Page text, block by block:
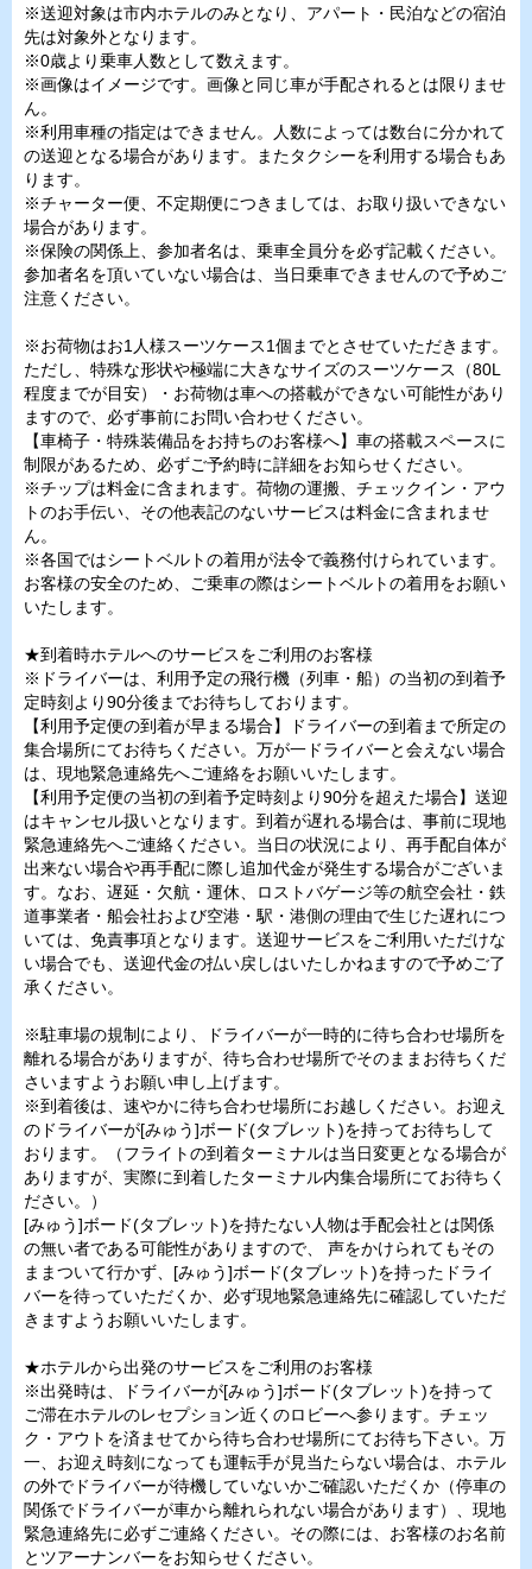
※送迎対象は市内ホテルのみとなり、アパート・民泊などの宿泊
先は対象外となります。
※0歳より乗車人数として数えます。
※画像はイメージです。画像と同じ車が手配されるとは限りませ
ん。
※利用車種の指定はできません。人数によっては数台に分かれて
の送迎となる場合があります。またタクシーを利用する場合もあ
ります。
※チャーター便、不定期便につきましては、お取り扱いできない
場合があります。
※保険の関係上、参加者名は、乗車全員分を必ず記載ください。
参加者名を頂いていない場合は、当日乗車できませんので予めご
注意ください。
※お荷物はお1人様スーツケース1個までとさせていただきます。
ただし、特殊な形状や極端に大きなサイズのスーツケース（80L
程度までが目安）・お荷物は車への搭載ができない可能性があり
ますので、必ず事前にお問い合わせください。
【車椅子・特殊装備品をお持ちのお客様へ】車の搭載スペースに
制限があるため、必ずご予約時に詳細をお知らせください。
※チップは料金に含まれます。荷物の運搬、チェックイン・アウ
トのお手伝い、その他表記のないサービスは料金に含まれませ
ん。
※各国ではシートベルトの着用が法令で義務付けられています。
お客様の安全のため、ご乗車の際はシートベルトの着用をお願い
いたします。
★到着時ホテルへのサービスをご利用のお客様
※ドライバーは、利用予定の飛行機（列車・船）の当初の到着予
定時刻より90分後までお待ちしております。
【利用予定便の到着が早まる場合】ドライバーの到着まで所定の
集合場所にてお待ちください。万が一ドライバーと会えない場合
は、現地緊急連絡先へご連絡をお願いいたします。
【利用予定便の当初の到着予定時刻より90分を超えた場合】送迎
はキャンセル扱いとなります。到着が遅れる場合は、事前に現地
緊急連絡先へご連絡ください。当日の状況により、再手配自体が
出来ない場合や再手配に際し追加代金が発生する場合がございま
す。なお、遅延・欠航・運休、ロストバゲージ等の航空会社・鉄
道事業者・船会社および空港・駅・港側の理由で生じた遅れにつ
いては、免責事項となります。送迎サービスをご利用いただけな
い場合でも、送迎代金の払い戻しはいたしかねますので予めご了
承ください。
※駐車場の規制により、ドライバーが一時的に待ち合わせ場所を
離れる場合がありますが、待ち合わせ場所でそのままお待ちくだ
さいますようお願い申し上げます。
※到着後は、速やかに待ち合わせ場所にお越しください。お迎え
のドライバーが[みゅう]ボード(タブレット)を持ってお待ちして
おります。（フライトの到着ターミナルは当日変更となる場合が
ありますが、実際に到着したターミナル内集合場所にてお待ちく
ださい。）
[みゅう]ボード(タブレット)を持たない人物は手配会社とは関係
の無い者である可能性がありますので、 声をかけられてもその
ままついて行かず、[みゅう]ボード(タブレット)を持ったドライ
バーを待っていただくか、必ず現地緊急連絡先に確認していただ
きますようお願いいたします。
★ホテルから出発のサービスをご利用のお客様
※出発時は、ドライバーが[みゅう]ボード(タブレット)を持って
ご滞在ホテルのレセプション近くのロビーへ参ります。チェッ
ク・アウトを済ませてから待ち合わせ場所にてお待ち下さい。万
一、お迎え時刻になっても運転手が見当たらない場合は、ホテル
の外でドライバーが待機していないかご確認いただくか（停車の
関係でドライバーが車から離れられない場合があります）、現地
緊急連絡先に必ずご連絡ください。その際には、お客様のお名前
とツアーナンバーをお知らせください。